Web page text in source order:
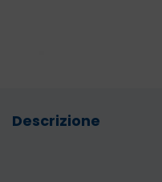
Descrizione